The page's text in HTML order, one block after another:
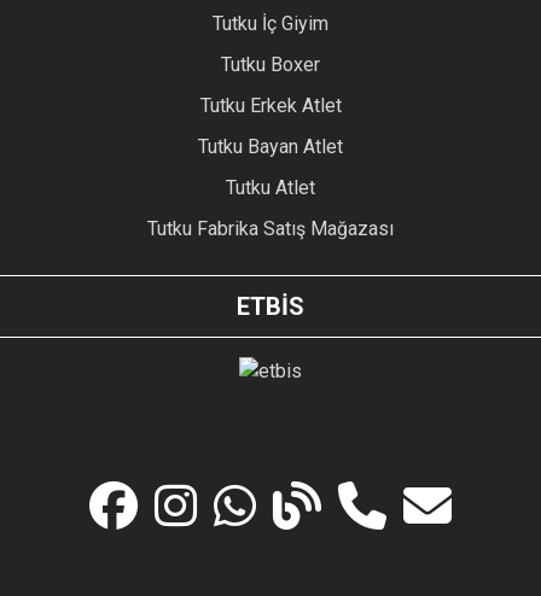
Tutku İç Giyim
Tutku Boxer
Tutku Erkek Atlet
Tutku Bayan Atlet
Tutku Atlet
Tutku Fabrika Satış Mağazası
ETBİS